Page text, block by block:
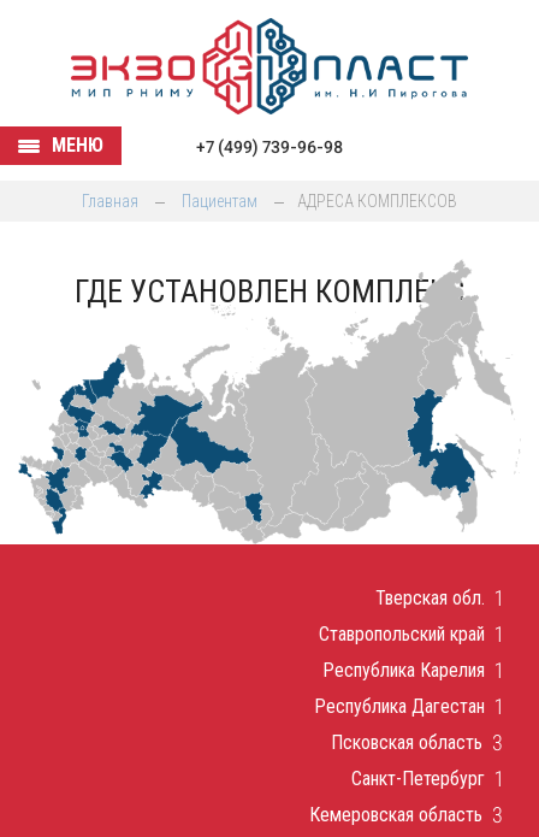
+7 (499) 739-96-98
МЕНЮ
Главная Пациентам АДРЕСА КОМПЛЕКСОВ
ГДЕ УСТАНОВЛЕН КОМПЛЕКС
Тверская обл. 1
Ставропольский край 1
Республика Карелия 1
Республика Дагестан 1
Псковская область 3
Санкт-Петербург 1
Кемеровская область 3